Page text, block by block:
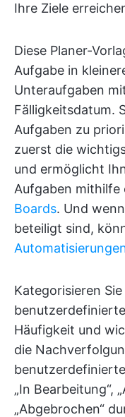
Ihre Ziele
Diese Planer-
Aufgabe in
Unteraufgaben
Fälligkeitsdatum.
Aufgaben zu
zuerst die
und ermöglicht
Aufgaben mithilfe
Boards. Und
beteiligt sind,
Kategorisieren
Häufigkeit und
die
„In Bearbeitung“,
„Abgebrochen“